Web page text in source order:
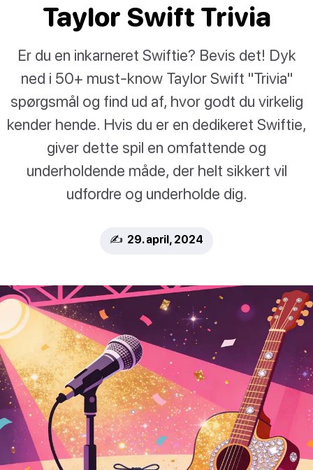
Taylor Swift Trivia
Er du en inkarneret Swiftie? Bevis det! Dyk
ned i 50+ must-know Taylor Swift "Trivia"
spørgsmål og find ud af, hvor godt du virkelig
kender hende. Hvis du er en dedikeret Swiftie,
giver dette spil en omfattende og
underholdende måde, der helt sikkert vil
udfordre og underholde dig.
✍️ 29. april, 2024